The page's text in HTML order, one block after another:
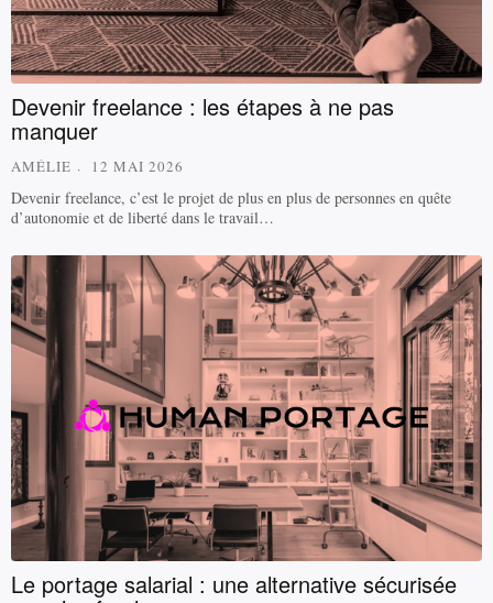
Devenir freelance : les étapes à ne pas
manquer
AMÉLIE 12 MAI 2026
Devenir freelance, c’est le projet de plus en plus de personnes en quête
d’autonomie et de liberté dans le travail…
Le portage salarial : une alternative sécurisée